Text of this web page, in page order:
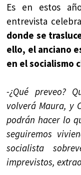
Es en estos
entrevista
donde se
ello, el anciano
en el socialismo
-¿Qué preveo?
volverá Maura, y
podrán hacer lo
seguiremos
socialista
imprevistos,